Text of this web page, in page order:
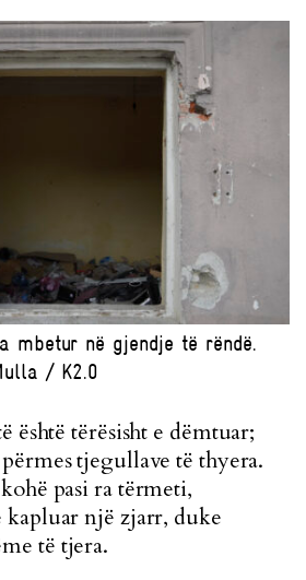
mbetur në gjendje të rëndë.
/ K2.0
është tërësisht e dëmtuar;
tjegullave të thyera.
pasi ra tërmeti,
kapluar një zjarr, duke
të tjera.